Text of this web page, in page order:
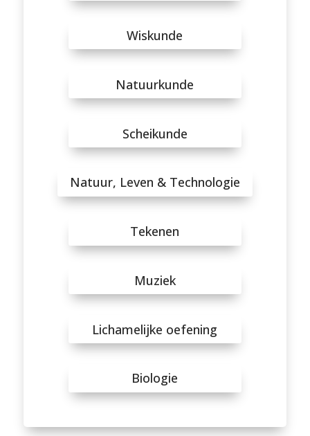
Wiskunde
Natuurkunde
Scheikunde
Natuur, Leven & Technologie
Tekenen
Muziek
Lichamelijke oefening
Biologie